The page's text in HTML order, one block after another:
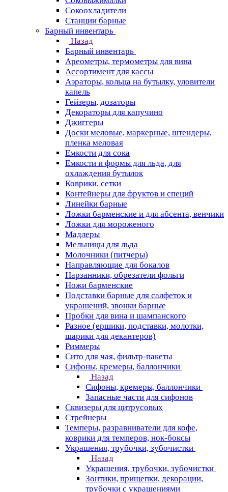
Сокоохладители
Станции барные
Барный инвентарь
Назад
Барный инвентарь
Ареометры, термометры для вина
Ассортимент для кассы
Аэраторы, кольца на бутылку, уловители
капель
Гейзеры, дозаторы
Декораторы для капучино
Джиггеры
Доски меловые, маркерные, штендеры,
пленка меловая
Емкости для сока
Емкости и формы для льда, для
охлаждения бутылок
Коврики, сетки
Контейнеры для фруктов и специй
Линейки барные
Ложки барменские и для абсента, венчики
Ложки для мороженого
Мадлеры
Мельницы для льда
Молочники (питчеры)
Направляющие для бокалов
Нарзанники, обрезатели фольги
Ножи барменские
Подставки барные для салфеток и
украшений, звонки барные
Пробки для вина и шампанского
Разное (ершики, подставки, молотки,
шарики для декантеров)
Риммеры
Сито для чая, фильтр-пакеты
Сифоны, кремеры, баллончики
Назад
Сифоны, кремеры, баллончики
Запасные части для сифонов
Сквизеры для цитрусовых
Стрейнеры
Темперы, разравниватели для кофе,
коврики для темперов, нок-боксы
Украшения, трубочки, зубочистки
Назад
Украшения, трубочки, зубочистки
Зонтики, прищепки, декорации,
трубочки с украшениями